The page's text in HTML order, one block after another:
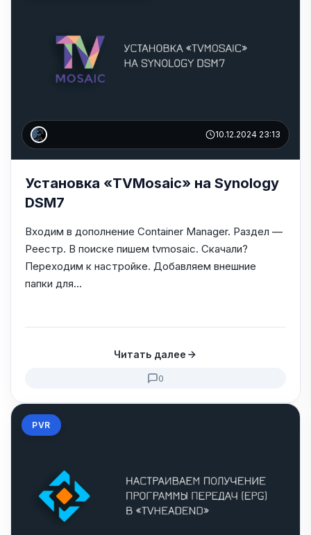
10.12.2024 23:13
Установка «TVMosaic» на Synology
DSM7
Входим в дополнение Container Manager. Раздел —
Реестр. В поиске пишем tvmosaic. Скачали?
Переходим к настройке. Добавляем внешние
папки для...
Читать далее
0
PVR